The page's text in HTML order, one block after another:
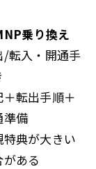
乗り換え
/転入・開通手
＋転出手順＋
準備
特典が大きい
ある